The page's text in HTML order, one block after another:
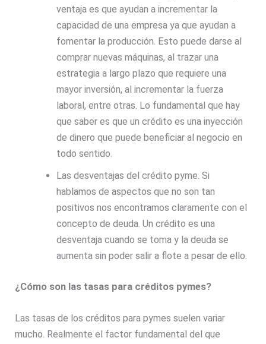
ventaja es que ayudan a incrementar la
capacidad de una empresa ya que ayudan a
fomentar la producción. Esto puede darse al
comprar nuevas máquinas, al trazar una
estrategia a largo plazo que requiere una
mayor inversión, al incrementar la fuerza
laboral, entre otras. Lo fundamental que hay
que saber es que un crédito es una inyección
de dinero que puede beneficiar al negocio en
todo sentido.
Las desventajas del crédito pyme. Si
hablamos de aspectos que no son tan
positivos nos encontramos claramente con el
concepto de deuda. Un crédito es una
desventaja cuando se toma y la deuda se
aumenta sin poder salir a flote a pesar de ello.
¿Cómo son las tasas para créditos pymes?
Las tasas de los créditos para pymes suelen variar
mucho. Realmente el factor fundamental del que